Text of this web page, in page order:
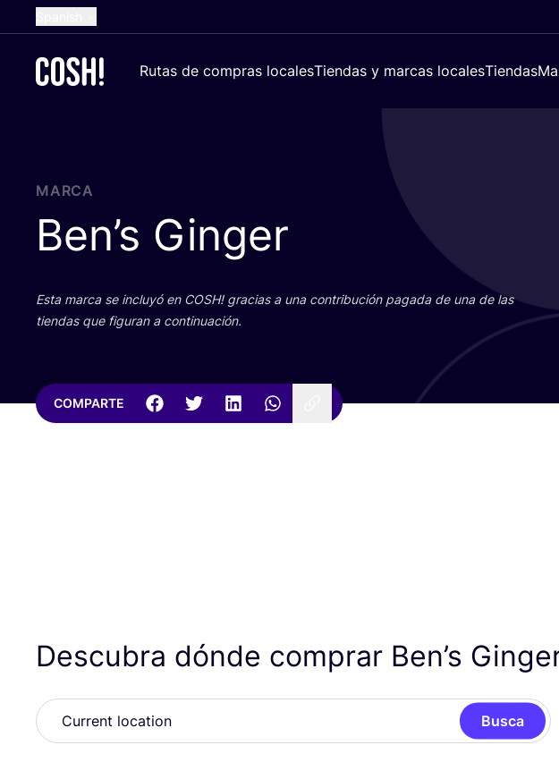
Dutch
Croatian
Rutas de compras localesTiendas y marcas localesTiendas
MARCA
Ben’s Ginger
Esta mar­ca se inclu­yó en COSH! gra­cias a una con­tri­bu­ción paga­da de una de las
tien­das que figu­ran a continuación.
COMPARTE
Descubra dónde comprar Ben’s
Busca